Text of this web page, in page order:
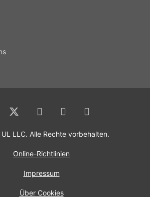
LLC. Alle Rechte vorbehalten.
Online-Richtlinien
Impressum
Über Cookies